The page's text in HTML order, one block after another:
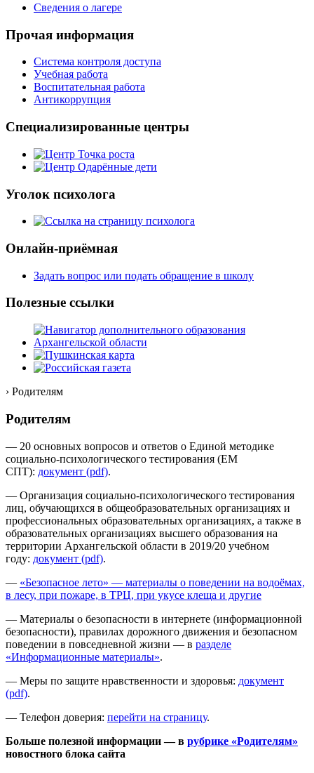
Сведения о лагере
Прочая информация
Система контроля доступа
Учебная работа
Воспитательная работа
Антикоррупция
Специализированные центры
Уголок психолога
Онлайн-приёмная
Задать вопрос или подать обращение в школу
Полезные ссылки
› Родителям
Родителям
— 20 основных вопросов и ответов о Единой методике
социально-психологического тестирования (ЕМ
СПТ): документ (pdf).
— Организация социально-психологического тестирования
лиц, обучающихся в общеобразовательных организациях и
профессиональных образовательных организациях, а также в
образовательных организациях высшего образования на
территории Архангельской области в 2019/20 учебном
году: документ (pdf).
— «Безопасное лето» — материалы о поведении на водоёмах,
в лесу, при пожаре, в ТРЦ, при укусе клеща и другие
— Материалы о безопасности в интернете (информационной
безопасности), правилах дорожного движения и безопасном
поведении в повседневной жизни — в разделе
«Информационные материалы».
— Меры по защите нравственности и здоровья: документ
(pdf).
— Телефон доверия: перейти на страницу.
Больше полезной информации — в рубрике «Родителям»
новостного блока сайта